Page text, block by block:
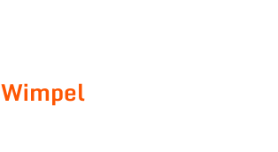
Wimpel